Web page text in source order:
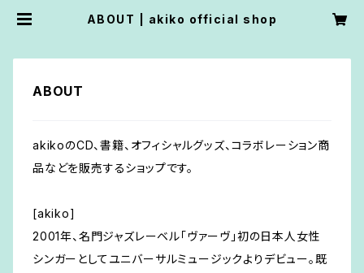
ABOUT | akiko official shop
ABOUT
akikoのCD、書籍、オフィシャルグッズ、コラボレーション商
品などを販売するショップです。
[akiko]
2001年、名門ジャズレーベル「ヴァーヴ」初の日本人女性
シンガーとしてユニバーサルミュージックよりデビュー。既